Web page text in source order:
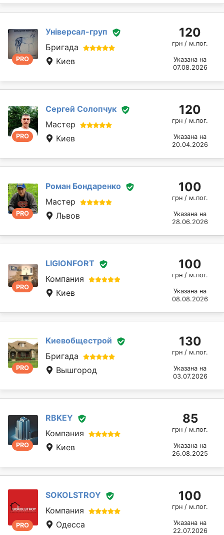
PRO
Універсал-груп
Бригада
Киев
120
грн / м.пог.
Указана на
07.08.2026
PRO
Сергей Солопчук
Мастер
Киев
120
грн / м.пог.
Указана на
20.04.2026
PRO
Роман Бондаренко
Мастер
Львов
100
грн / м.пог.
Указана на
28.06.2026
PRO
LIGIONFORT
Компания
Киев
100
грн / м.пог.
Указана на
08.08.2026
PRO
Киевобщестрой
Бригада
Вышгород
130
грн / м.пог.
Указана на
03.07.2026
PRO
RBKEY
Компания
Киев
85
грн / м.пог.
Указана на
26.08.2025
PRO
SOKOLSTROY
Компания
Одесса
100
грн / м.пог.
Указана на
22.07.2026